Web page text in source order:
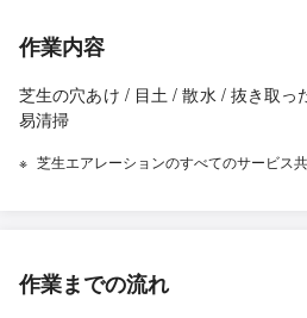
作業内容
芝生の穴あけ / 目土 / 散水 / 抜き取っ
易清掃
芝生エアレーションのすべてのサービス
作業までの流れ